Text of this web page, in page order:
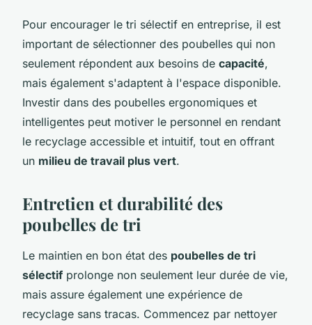
Pour encourager le tri sélectif en entreprise, il est
important de sélectionner des poubelles qui non
seulement répondent aux besoins de capacité,
mais également s'adaptent à l'espace disponible.
Investir dans des poubelles ergonomiques et
intelligentes peut motiver le personnel en rendant
le recyclage accessible et intuitif, tout en offrant
un milieu de travail plus vert.
Entretien et durabilité des
poubelles de tri
Le maintien en bon état des poubelles de tri
sélectif prolonge non seulement leur durée de vie,
mais assure également une expérience de
recyclage sans tracas. Commencez par nettoyer